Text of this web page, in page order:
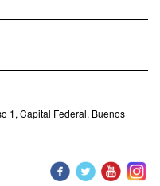
1, Capital Federal, Buenos